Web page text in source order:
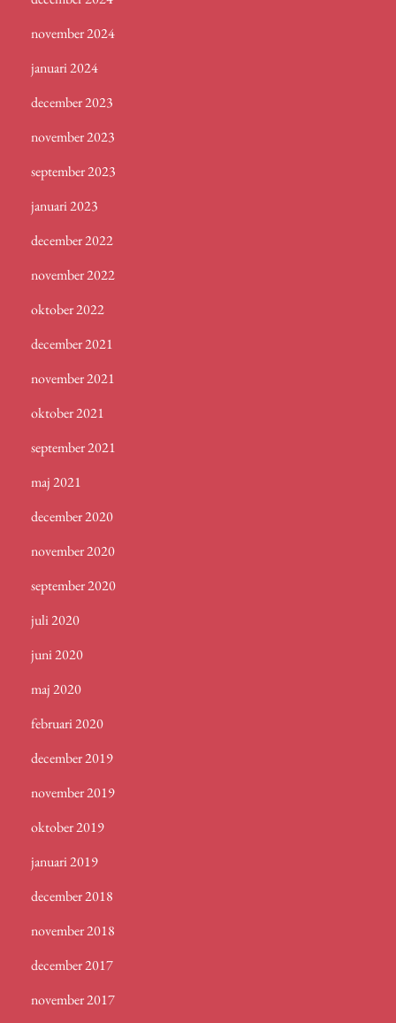
november 2024
januari 2024
december 2023
november 2023
september 2023
januari 2023
december 2022
november 2022
oktober 2022
december 2021
november 2021
oktober 2021
september 2021
maj 2021
december 2020
november 2020
september 2020
juli 2020
juni 2020
maj 2020
februari 2020
december 2019
november 2019
oktober 2019
januari 2019
december 2018
november 2018
december 2017
november 2017